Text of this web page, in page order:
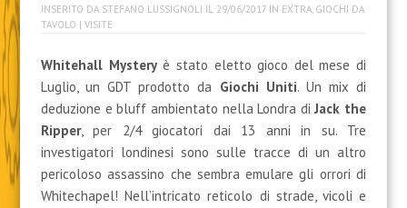
INSERITO DA STEFANO LUSSIGNOLI IL 29/06/2017IN EXTRA, GIOCHI DA
TAVOLO | VISITE
Whitehall Mysteryè stato eletto gioco del mese di
Luglio, un GDT prodotto da Giochi Uniti. Un mix di
deduzione e bluff ambientato nella Londra diJack the
Ripper, per 2/4 giocatori dai 13 anni in su. Tre
investigatori londinesi sono sulle tracce di un altro
pericoloso assassino che sembra emulare gli orrori di
Whitechapel! Nell’intricato reticolo di strade, vicoli e